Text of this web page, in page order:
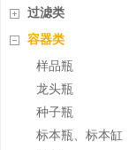
过滤类
容器类
样品瓶
龙头瓶
种子瓶
标本瓶、标本缸